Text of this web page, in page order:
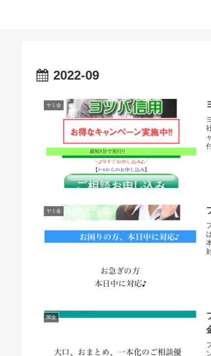
2022-09
ヤミ金
ヤミ金
闇金